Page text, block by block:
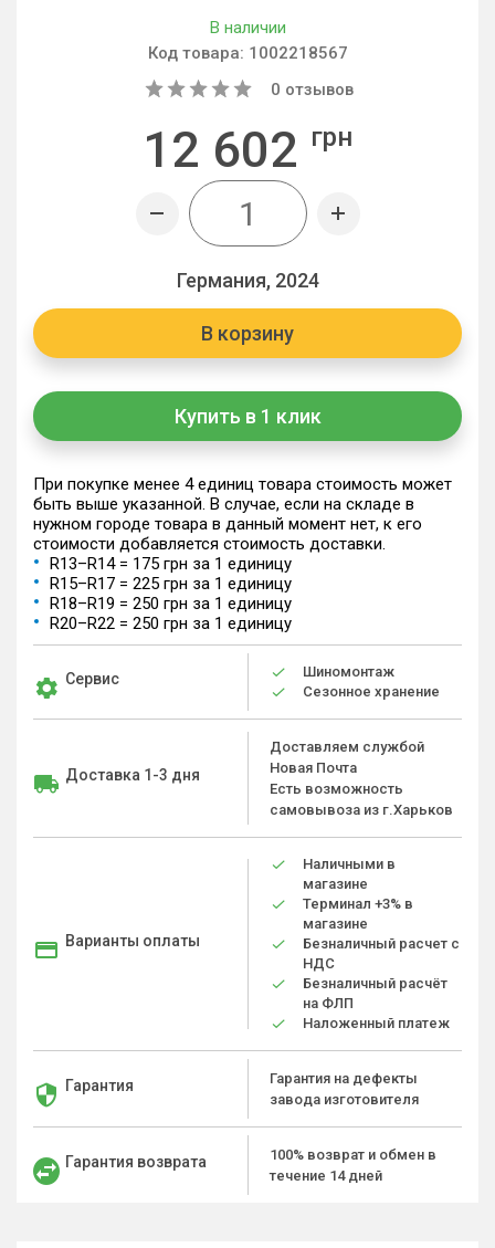
В наличии
Код товара: 1002218567
0 отзывов
12 602 грн
Германия, 2024
В корзину
Купить в 1 клик
При покупке менее 4 единиц товара стоимость может
быть выше указанной. В случае, если на складе в
нужном городе товара в данный момент нет, к его
стоимости добавляется стоимость доставки.
R13–R14 = 175 грн за 1 единицу
R15–R17 = 225 грн за 1 единицу
R18–R19 = 250 грн за 1 единицу
R20–R22 = 250 грн за 1 единицу
Сервис
Шиномонтаж
Сезонное хранение
Доставка 1-3 дня
Доставляем службой
Новая Почта
Есть возможность
самовывоза из г.Харьков
Варианты оплаты
Наличными в
магазине
Терминал +3% в
магазине
Безналичный расчет с
НДС
Безналичный расчёт
на ФЛП
Наложенный платеж
Гарантия
Гарантия на дефекты
завода изготовителя
Гарантия возврата
100% возврат и обмен в
течение 14 дней